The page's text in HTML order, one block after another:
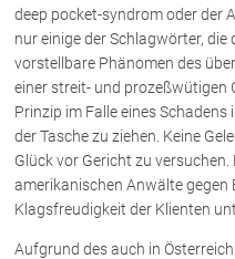
deep pocket-syndrom oder der
nur einige der Schlagwörter,
vorstellbare Phänomen des
einer streit- und prozeßwütigen
Prinzip im Falle eines
der Tasche zu ziehen. Keine
Glück vor Gericht zu versuchen.
amerikanischen Anwälte
Klagsfreudigkeit der Klienten
Aufgrund des auch in